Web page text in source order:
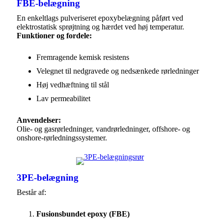
FBE-belægning
En enkeltlags pulveriseret epoxybelægning påført ved
elektrostatisk sprøjtning og hærdet ved høj temperatur.
Funktioner og fordele:
Fremragende kemisk resistens
Velegnet til nedgravede og nedsænkede rørledninger
Høj vedhæftning til stål
Lav permeabilitet
Anvendelser:
Olie- og gasrørledninger, vandrørledninger, offshore- og
onshore-rørledningssystemer.
3PE-belægning
Består af:
Fusionsbundet epoxy (FBE)